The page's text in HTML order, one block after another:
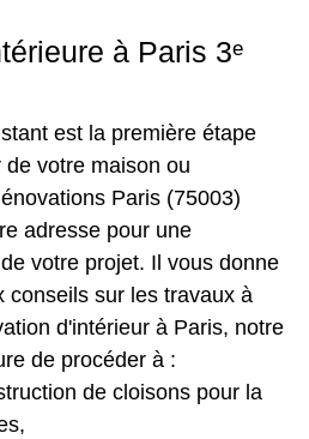
à Paris 3ᵉ
est la première étape
votre maison ou
Paris (75003)
adresse pour une
votre projet. Il vous donne
conseils sur les travaux à
d'intérieur à Paris, notre
de procéder à :
de cloisons pour la